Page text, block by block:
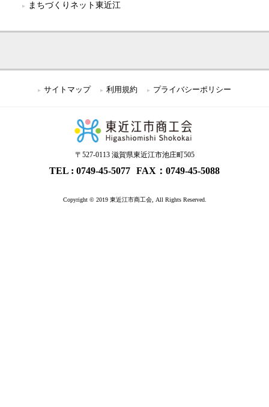
まちづくりネット東近江
サイトマップ 利用規約 プライバシーポリシー
〒527-0113 滋賀県東近江市池庄町505
0749-45-5077 FAX：0749-45-5088
Copyright © 2019 東近江市商工会, All Rights Reserved.